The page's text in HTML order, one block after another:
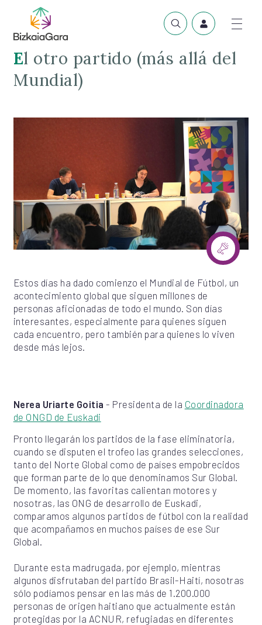
El otro partido (más allá del
Mundial)
Estos días ha dado comienzo el Mundial de Fútbol, un
acontecimiento global que siguen millones de
personas aficionadas de todo el mundo. Son días
interesantes, especialmente para quienes siguen
cada encuentro, pero también para quienes lo viven
desde más lejos.
Nerea Uriarte Goitia - Presidenta de la Coordinadora
de ONGD de Euskadi
Pronto llegarán los partidos de la fase eliminatoria,
cuando se disputen el trofeo las grandes selecciones,
tanto del Norte Global como de países empobrecidos
que forman parte de lo que denominamos Sur Global.
De momento, las favoritas calientan motores y
nosotras, las ONG de desarrollo de Euskadi,
comparamos algunos partidos de fútbol con la realidad
que acompañamos en muchos países de ese Sur
Global.
Durante esta madrugada, por ejemplo, mientras
algunos disfrutaban del partido Brasil-Haití, nosotras
sólo podíamos pensar en las más de 1.200.000
personas de origen haitiano que actualmente están
protegidas por la ACNUR, refugiadas en diferentes